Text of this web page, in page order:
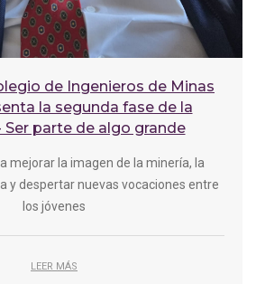
de Ingenieros de Minas
la segunda fase de la
Ser parte de algo grande
mejorar la imagen de la minería, la
y despertar nuevas vocaciones entre
los jóvenes
LEER MÁS